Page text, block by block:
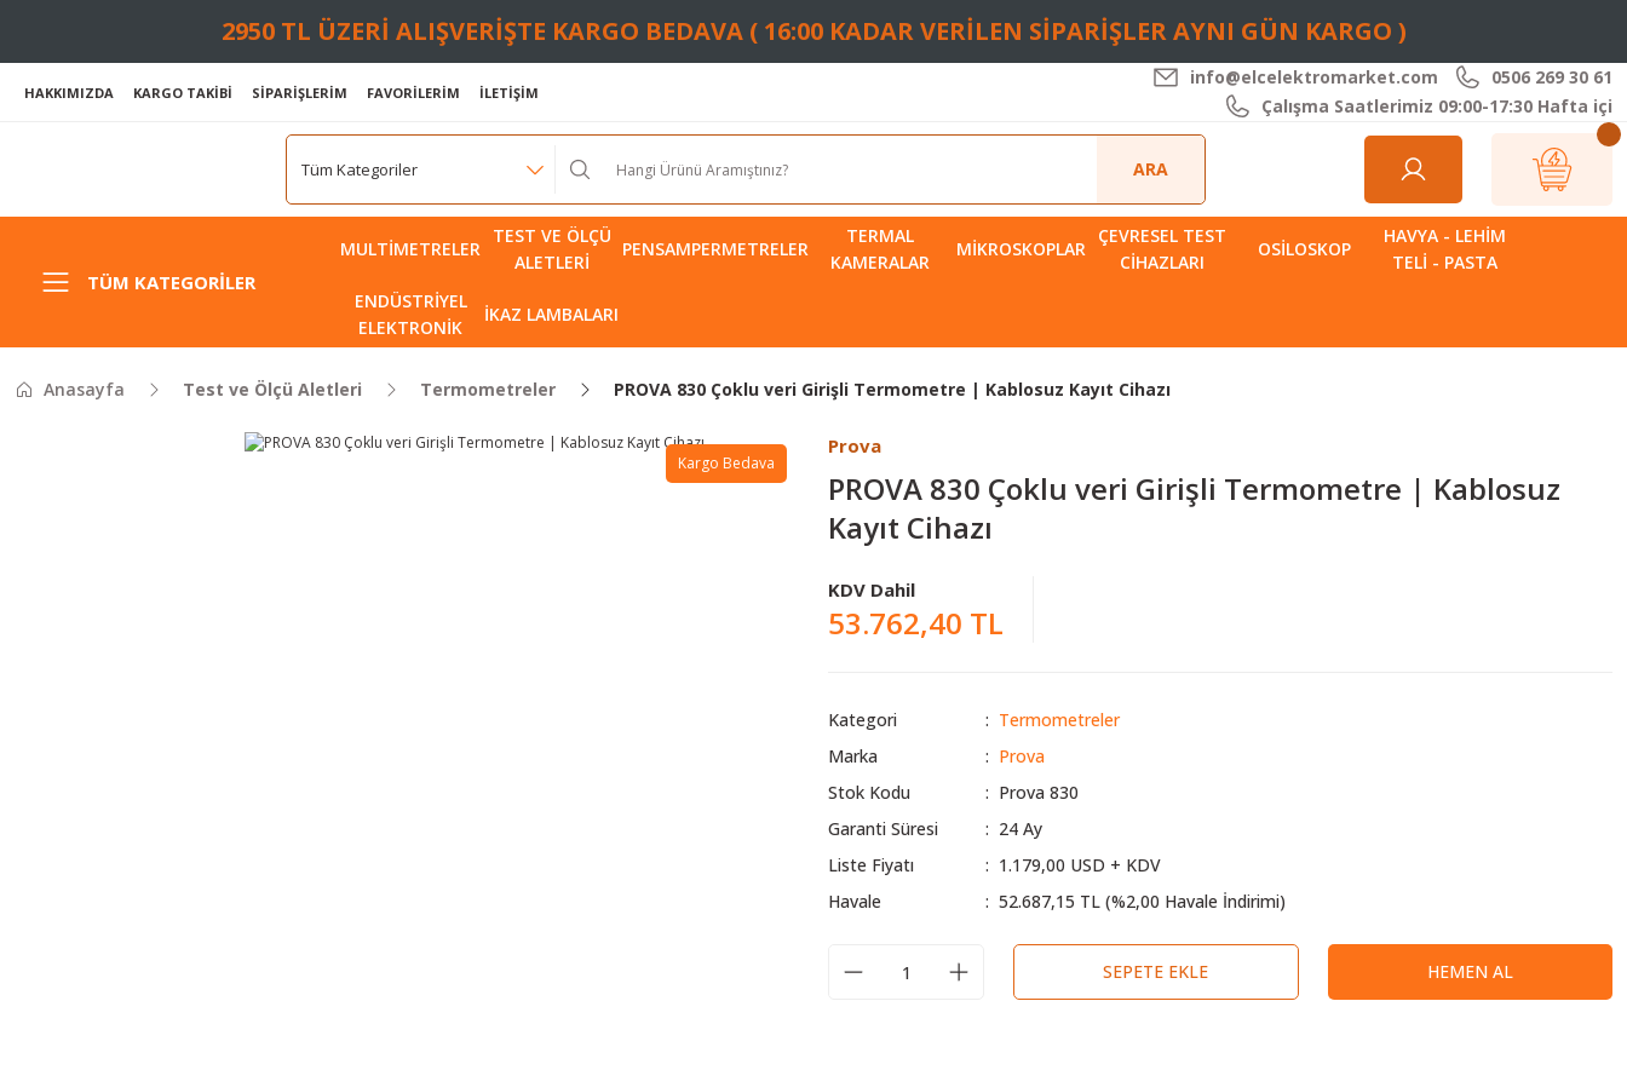
2950 TL ÜZERİ ALIŞVERİŞTE KARGO BEDAVA ( 16:00 KADAR VERİLEN SİPARİŞLER AYNI GÜN KARGO )
HAKKIMIZDA KARGO TAKİBİ SİPARİŞLERİM FAVORİLERİM İLETİŞİM
info@elcelektromarket.com
0506 269 30 61
Çalışma Saatlerimiz 09:00-17:30 Hafta içi
ARA
TÜM KATEGORILER
MULTIMETRELER
TEST VE ÖLÇÜ
ALETLERI
PENSAMPERMETRELER
TERMAL
KAMERALAR
MIKROSKOPLAR
ÇEVRESEL TEST
CIHAZLARI
OSILOSKOP
HAVYA - LEHIM
TELI - PASTA
ENDÜSTRIYEL
ELEKTRONIK
İKAZ LAMBALARI
Anasayfa Test ve Ölçü Aletleri Termometreler PROVA 830 Çoklu veri Girişli Termometre | Kablosuz Kayıt Cihazı
Kargo Bedava
Prova
PROVA 830 Çoklu veri Girişli Termometre | Kablosuz
Kayıt Cihazı
KDV Dahil
53.762,40 TL
Kategori
Termometreler
Marka
Prova
Stok Kodu
Prova 830
Garanti Süresi
24 Ay
Liste Fiyatı
1.179,00 USD + KDV
Havale
52.687,15 TL (%2,00 Havale İndirimi)
SEPETE EKLE HEMEN AL